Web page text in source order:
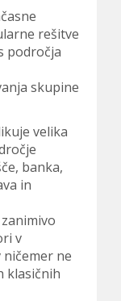
rešitve
področja
skupine
velika
banka,
in
v
ne
klasičnih